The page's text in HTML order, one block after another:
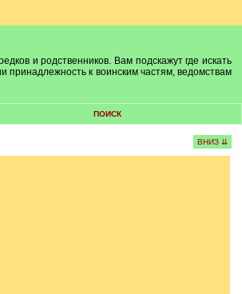
и родственников. Вам подскажут где искать
принадлежность к воинским частям, ведомствам
ПОИСК
ВНИЗ ⇊